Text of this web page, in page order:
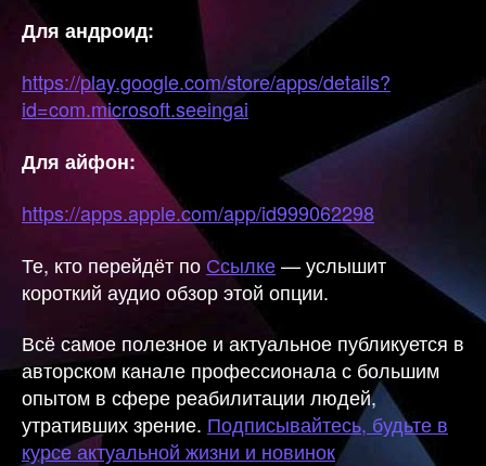
Для андроид:
https://play.google.com/store/apps/details?
id=com.microsoft.seeingai
Для айфон:
https://apps.apple.com/app/id999062298
Те, кто перейдёт по Ссылке— услышит
короткий аудио обзор этой опции.
Всё самое полезное и актуальное публикуется в
авторском канале профессионала с большим
опытом в сфере реабилитации людей,
утративших зрение. Подписывайтесь, будьте в
курсе актуальной жизни и новинок